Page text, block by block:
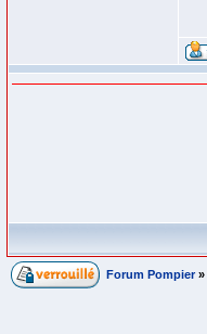
Forum Pompier »